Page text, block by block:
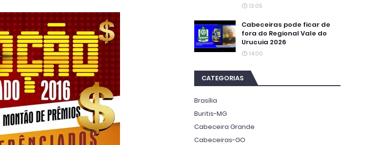
13:05
Cabeceiras pode ficar de
fora do Regional Vale do
Urucuia 2026
14:00
CATEGORIAS
Brasília
Buritis-MG
Cabeceira Grande
Cabeceiras-GO